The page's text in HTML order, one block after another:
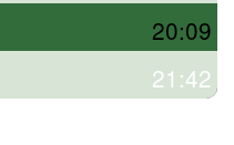
20:09
21:42